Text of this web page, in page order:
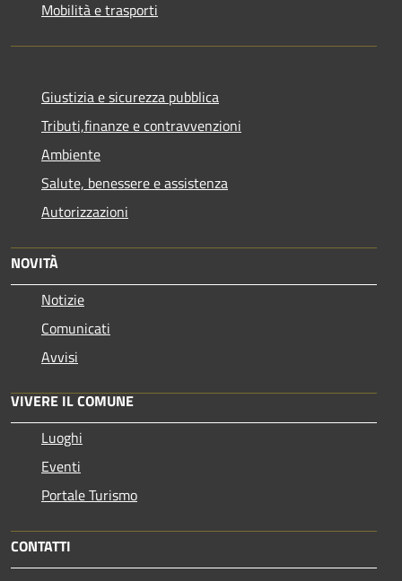
Mobilità e trasporti
Giustizia e sicurezza pubblica
Tributi,finanze e contravvenzioni
Ambiente
Salute, benessere e assistenza
Autorizzazioni
NOVITÀ
Notizie
Comunicati
Avvisi
VIVERE IL COMUNE
Luoghi
Eventi
Portale Turismo
CONTATTI